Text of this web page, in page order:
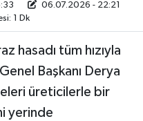
06.07.2026 - 22:21
1 Dk
hasadı tüm hızıyla
Başkanı Derya
üreticilerle bir
yerinde